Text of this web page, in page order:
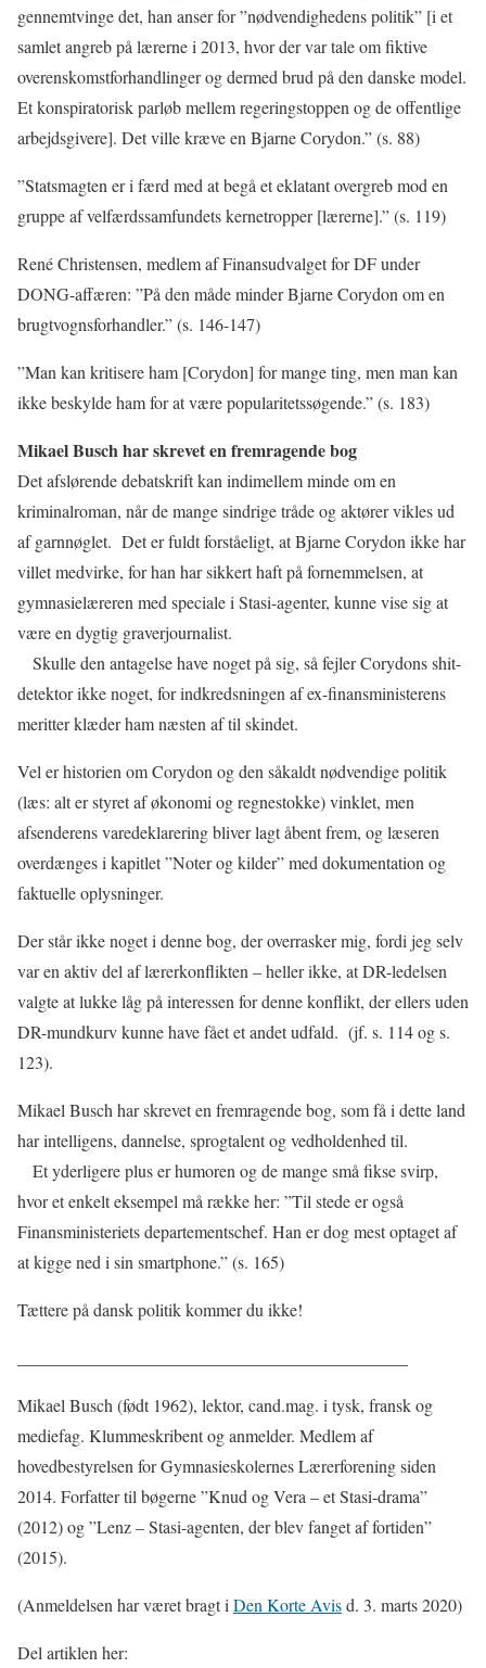
gennemtvinge det, han anser for ”nødvendighedens politik” [i et
samlet angreb på lærerne i 2013, hvor der var tale om fiktive
overenskomstforhandlinger og dermed brud på den danske model.
Et konspiratorisk parløb mellem regeringstoppen og de offentlige
arbejdsgivere]. Det ville kræve en Bjarne Corydon.” (s. 88)
”Statsmagten er i færd med at begå et eklatant overgreb mod en
gruppe af velfærdssamfundets kernetropper [lærerne].” (s. 119)
René Christensen, medlem af Finansudvalget for DF under
DONG-affæren: ”På den måde minder Bjarne Corydon om en
brugtvognsforhandler.” (s. 146-147)
”Man kan kritisere ham [Corydon] for mange ting, men man kan
ikke beskylde ham for at være popularitetssøgende.” (s. 183)
Mikael Busch har skrevet en fremragende bog
Det afslørende debatskrift kan indimellem minde om en
kriminalroman, når de mange sindrige tråde og aktører vikles ud
af garnnøglet. Det er fuldt forståeligt, at Bjarne Corydon ikke har
villet medvirke, for han har sikkert haft på fornemmelsen, at
gymnasielæreren med speciale i Stasi-agenter, kunne vise sig at
være en dygtig graverjournalist.
Skulle den antagelse have noget på sig, så fejler Corydons shit-
detektor ikke noget, for indkredsningen af ex-finansministerens
meritter klæder ham næsten af til skindet.
Vel er historien om Corydon og den såkaldt nødvendige politik
(læs: alt er styret af økonomi og regnestokke) vinklet, men
afsenderens varedeklarering bliver lagt åbent frem, og læseren
overdænges i kapitlet ”Noter og kilder” med dokumentation og
faktuelle oplysninger.
Der står ikke noget i denne bog, der overrasker mig, fordi jeg selv
var en aktiv del af lærerkonflikten – heller ikke, at DR-ledelsen
valgte at lukke låg på interessen for denne konflikt, der ellers uden
DR-mundkurv kunne have fået et andet udfald. (jf. s. 114 og s.
123).
Mikael Busch har skrevet en fremragende bog, som få i dette land
har intelligens, dannelse, sprogtalent og vedholdenhed til.
Et yderligere plus er humoren og de mange små fikse svirp,
hvor et enkelt eksempel må række her: ”Til stede er også
Finansministeriets departementschef. Han er dog mest optaget af
at kigge ned i sin smartphone.” (s. 165)
Tættere på dansk politik kommer du ikke!
Mikael Busch (født 1962), lektor, cand.mag. i tysk, fransk og
mediefag. Klummeskribent og anmelder. Medlem af
hovedbestyrelsen for Gymnasieskolernes Lærerforening siden
2014. Forfatter til bøgerne ”Knud og Vera – et Stasi-drama”
(2012) og ”Lenz – Stasi-agenten, der blev fanget af fortiden”
(2015).
(Anmeldelsen har været bragt i Den Korte Avisd. 3. marts 2020)
Del artiklen her: